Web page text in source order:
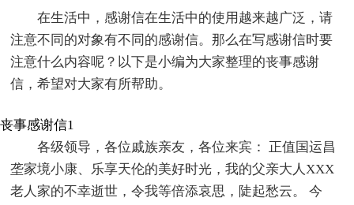
在生活中，感谢信在生活中的使用越来越广泛，请
注意不同的对象有不同的感谢信。那么在写感谢信时要
注意什么内容呢？以下是小编为大家整理的丧事感谢
信，希望对大家有所帮助。
丧事感谢信1
各级领导，各位戚族亲友，各位来宾： 正值国运昌
垄家境小康、乐享天伦的美好时光，我的父亲大人XXX
老人家的不幸逝世，令我等倍添哀思，陡起愁云。 今